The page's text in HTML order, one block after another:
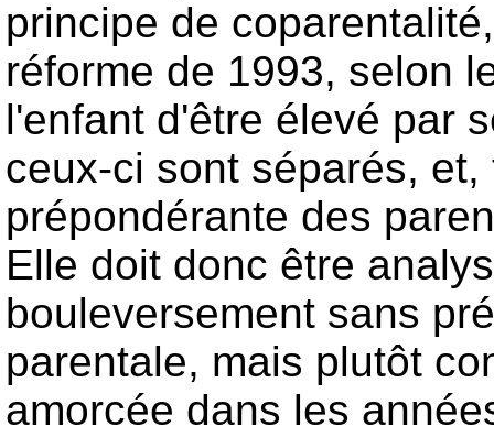
principe de
réforme de 1993, selon
l'enfant d'être élevé par
ceux-ci sont séparés,
prépondérante des
Elle doit donc être
bouleversement sans
parentale, mais plutôt
amorcée dans les